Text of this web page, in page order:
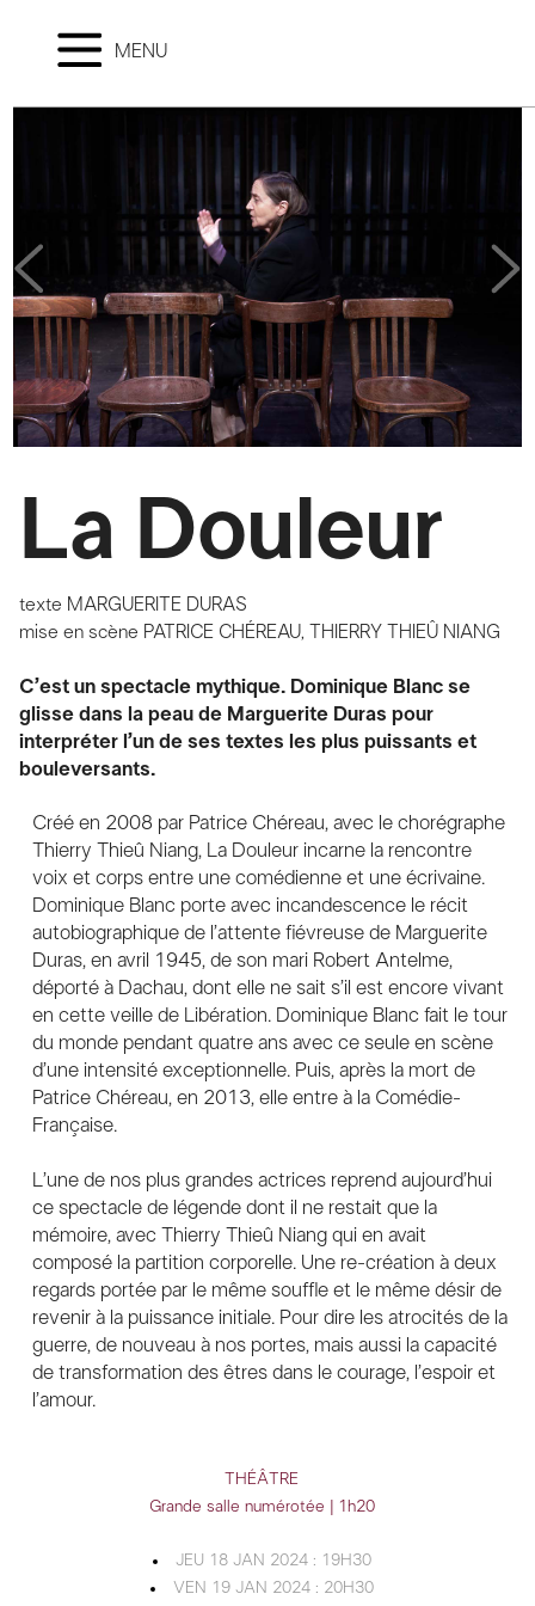
MENU
La Douleur
texte MARGUERITE DURAS
mise en scène PATRICE CHÉREAU, THIERRY THIEÛ NIANG
C’est un spectacle mythique. Dominique Blanc se
glisse dans la peau de Marguerite Duras pour
interpréter l’un de ses textes les plus puissants et
bouleversants.
Créé en 2008 par Patrice Chéreau, avec le chorégraphe
Thierry Thieû Niang, La Douleur incarne la rencontre
voix et corps entre une comédienne et une écrivaine.
Dominique Blanc porte avec incandescence le récit
autobiographique de l’attente fiévreuse de Marguerite
Duras, en avril 1945, de son mari Robert Antelme,
déporté à Dachau, dont elle ne sait s’il est encore vivant
en cette veille de Libération. Dominique Blanc fait le tour
du monde pendant quatre ans avec ce seule en scène
d’une intensité exceptionnelle. Puis, après la mort de
Patrice Chéreau, en 2013, elle entre à la Comédie-
Française.
L’une de nos plus grandes actrices reprend aujourd’hui
ce spectacle de légende dont il ne restait que la
mémoire, avec Thierry Thieû Niang qui en avait
composé la partition corporelle. Une re-création à deux
regards portée par le même souffle et le même désir de
revenir à la puissance initiale. Pour dire les atrocités de la
guerre, de nouveau à nos portes, mais aussi la capacité
de transformation des êtres dans le courage, l’espoir et
l’amour.
THÉÂTRE
Grande salle numérotée | 1h20
JEU 18 JAN 2024 : 19H30
VEN 19 JAN 2024 : 20H30